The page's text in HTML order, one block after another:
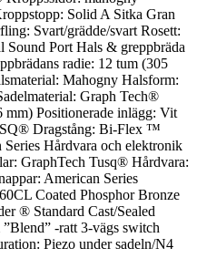
Solid A Sitka Gran
Svart/grädde/svart Rosett:
Port Hals & greppbräda
radie: 12 tum (305
Mahogny Halsform:
Graph Tech®
Positionerade inlägg: Vit
Dragstång: Bi-Flex ™
Hårdvara och elektronik
GraphTech Tusq® Hårdvara:
American Series
Coated Phosphor Bronze
® Standard Cast/Sealed
-ratt 3-vägs switch
Piezo under sadeln/N4